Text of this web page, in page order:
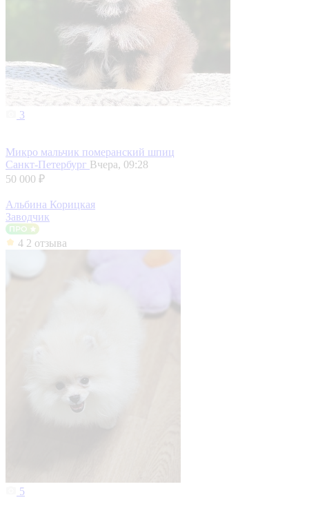
3
Микро мальчик померанский шпиц
Санкт-Петербург Вчера, 09:28
50 000 ₽
Альбина Корицкая
Заводчик
4 2 отзыва
5